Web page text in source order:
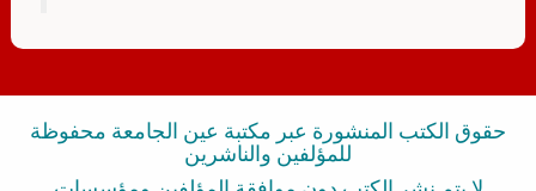
حقوق الكتب المنشورة عبر مكتبة عين الجامعة محفوظة
للمؤلفين والناشرين